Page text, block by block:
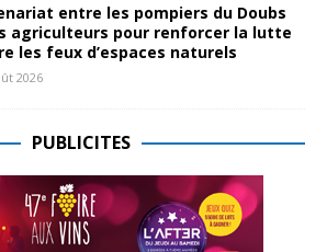
entre les pompiers du Doubs
agriculteurs pour renforcer la lutte
les feux d’espaces naturels
2026
PUBLICITES